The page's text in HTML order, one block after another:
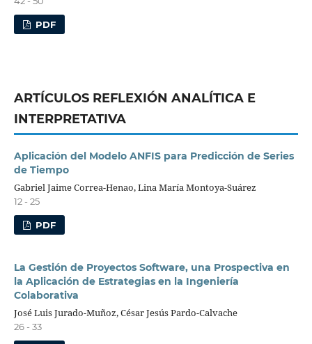
PDF
ARTÍCULOS REFLEXIÓN ANALÍTICA E
INTERPRETATIVA
Aplicación del Modelo ANFIS para Predicción de Series
de Tiempo
Gabriel Jaime Correa-Henao, Lina María Montoya-Suárez
12 - 25
PDF
La Gestión de Proyectos Software, una Prospectiva en
la Aplicación de Estrategias en la Ingeniería
Colaborativa
José Luis Jurado-Muñoz, César Jesús Pardo-Calvache
26 - 33